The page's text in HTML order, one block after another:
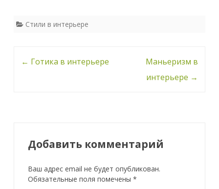
Стили в интерьере
← Готика в интерьере
Маньеризм в
интерьере →
Добавить комментарий
Ваш адрес email не будет опубликован.
Обязательные поля помечены *